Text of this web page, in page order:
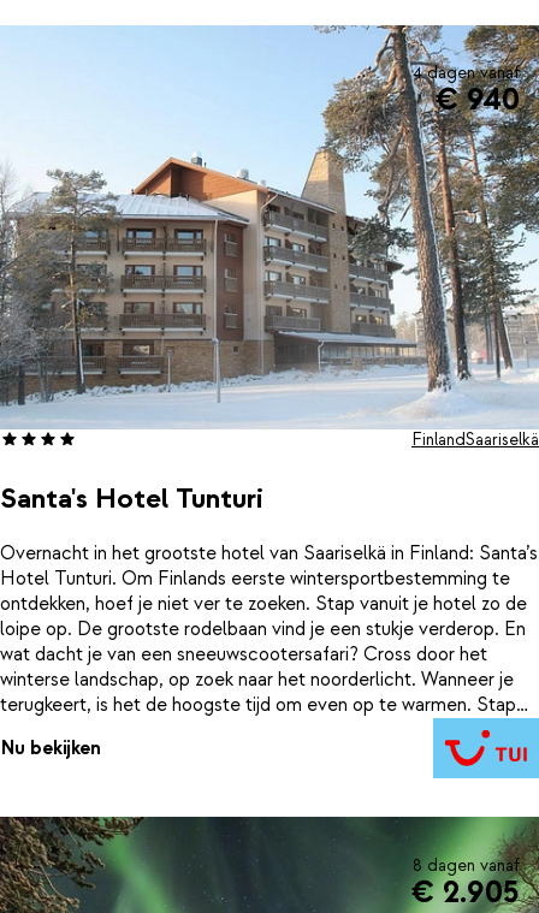
4 dagen vanaf
€ 940
Santa's Hotel Tunturi
FinlandSaariselkä
Overnacht in het grootste hotel van Saariselkä in Finland: Santa’s
Hotel Tunturi. Om Finlands eerste wintersportbestemming te
ontdekken, hoef je niet ver te zoeken. Stap vanuit je hotel zo de
loipe op. De grootste rodelbaan vind je een stukje verderop. En
wat dacht je van een sneeuwscootersafari? Cross door het
winterse landschap, op zoek naar het noorderlicht. Wanneer je
terugkeert, is het de hoogste tijd om even op te warmen. Stap
binnen en word omringd door het donkere hout en de warme
kleuren. Door die knusse sfeer heb je het gelijk al een stuk
warmer. Tijd om de sauna in te duiken. Mm… heerlijk even
Welk restaurant kies je voor het avondeten? Schuif je aan bij het
buffet of kies je voor à-la-carte?
Nu bekijken
8 dagen vanaf
€ 2.905